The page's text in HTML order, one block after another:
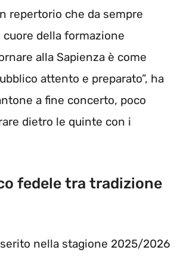
repertorio che da sempre
della formazione
alla Sapienza è come
attento e preparato”, ha
a fine concerto, poco
dietro le quinte con i
fedele tra tradizione
nella stagione 2025/2026